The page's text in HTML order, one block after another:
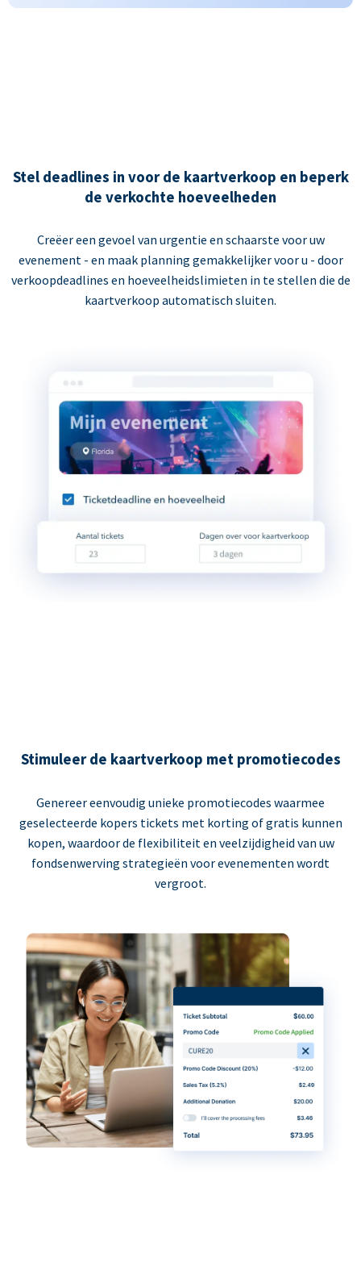
Stel deadlines in voor de kaartverkoop en beperk
de verkochte hoeveelheden
Creëer een gevoel van urgentie en schaarste voor uw
evenement - en maak planning gemakkelijker voor u - door
verkoopdeadlines en hoeveelheidslimieten in te stellen die de
kaartverkoop automatisch sluiten.
Stimuleer de kaartverkoop met promotiecodes
Genereer eenvoudig unieke promotiecodes waarmee
geselecteerde kopers tickets met korting of gratis kunnen
kopen, waardoor de flexibiliteit en veelzijdigheid van uw
fondsenwerving strategieën voor evenementen wordt
vergroot.